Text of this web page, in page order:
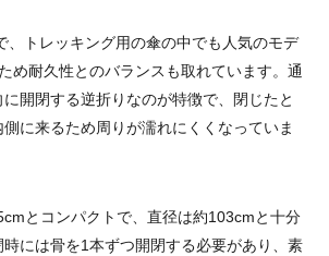
、トレッキング用の傘の中でも人気のモデ
め耐久性とのバランスも取れています。通
開閉する逆折りなのが特徴で、閉じたと
に来るため周りが濡れにくくなっていま
とコンパクトで、直径は約103cmと十分
には骨を1本ずつ開閉する必要があり、素